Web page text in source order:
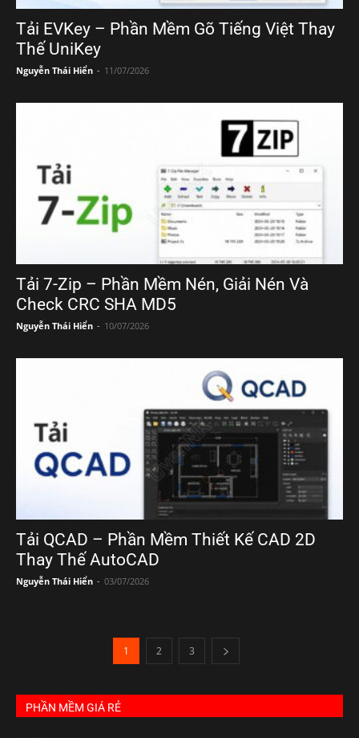
Tải EVKey – Phần Mềm Gõ Tiếng Việt Thay
Thế UniKey
Nguyễn Thái Hiển - 11/07/2026
Tải 7-Zip – Phần Mềm Nén, Giải Nén Và
Check CRC SHA MD5
Nguyễn Thái Hiển - 10/07/2026
Tải QCAD – Phần Mềm Thiết Kế CAD 2D
Thay Thế AutoCAD
Nguyễn Thái Hiển - 03/07/2026
1 2 3
PHẦN MỀM GIÁ RẺ